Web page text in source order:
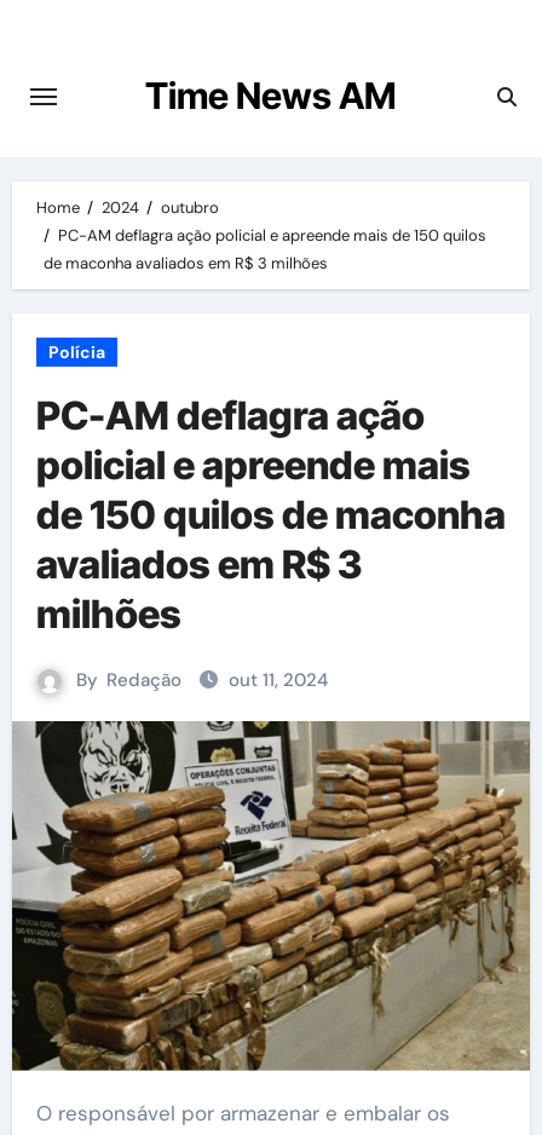
content
Time News AM
Home 2024
outubro
PC-AM deflagra ação policial e apreende mais de 150 quilos
de maconha avaliados em R$ 3 milhões
Polícia
PC-AM deflagra ação
policial e apreende mais
de 150 quilos de maconha
avaliados em R$ 3
milhões
By Redação out 11, 2024
O responsável por armazenar e embalar os